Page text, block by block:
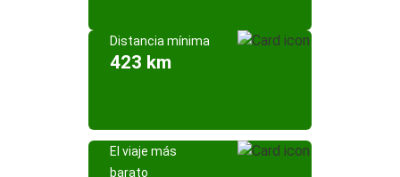
Distancia mínima
423 km
El viaje más
barato